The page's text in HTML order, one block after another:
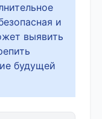
и
выявить
будущей